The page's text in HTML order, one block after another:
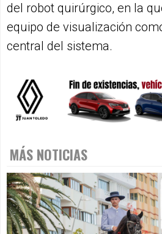
del robot quirúrgico, en la
equipo de visualización
central del sistema.
MÁS NOTICIAS